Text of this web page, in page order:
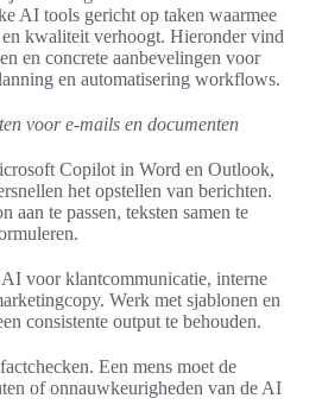
AI tools gericht op taken waarmee
kwaliteit verhoogt. Hieronder vind
en concrete aanbevelingen voor
en automatisering workflows.
voor e-mails en documenten
Copilot in Word en Outlook,
het opstellen van berichten.
aan te passen, teksten samen te
voor klantcommunicatie, interne
Werk met sjablonen en
consistente output te behouden.
Een mens moet de
of onnauwkeurigheden van de AI